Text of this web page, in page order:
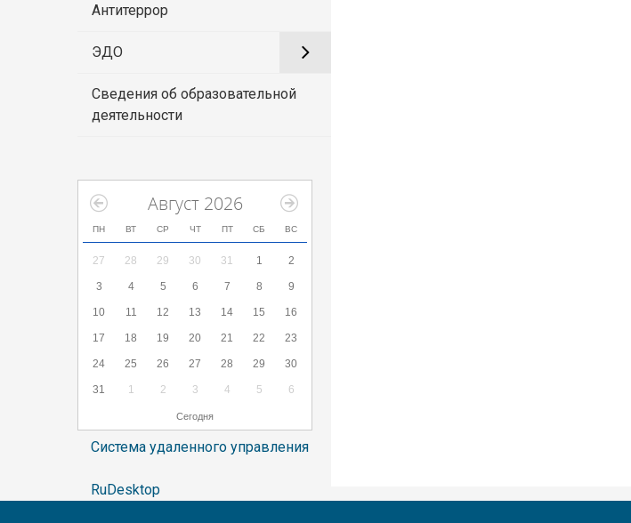
Антитеррор
ЭДО
Сведения об образовательной
деятельности
Август 2026
ПН ВТ СР ЧТ ПТ СБ ВС
27 28 29 30 31 1 2
3 4 5 6 7 8 9
10 11 12 13 14 15 16
17 18 19 20 21 22 23
24 25 26 27 28 29 30
31 1 2 3 4 5 6
Сегодня
Система удаленного управления
RuDesktop